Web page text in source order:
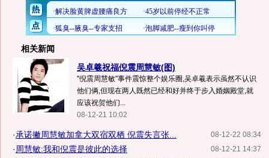
相关新闻
吴卓羲祝福倪震周慧敏(图)
"倪震周慧敏"事件震惊整个娱乐圈,吴卓羲表示虽然不认识
他们俩,但现在两人既然已经和好并终于步入婚姻殿堂,就
应该祝贺他们...
08-12-21 10:02
08-12-22 08:34
·承诺撇周慧敏加拿大双宿双栖 倪震失言张...
08-12-21 14:37
· 周慧敏:我和倪震是彼此的选择